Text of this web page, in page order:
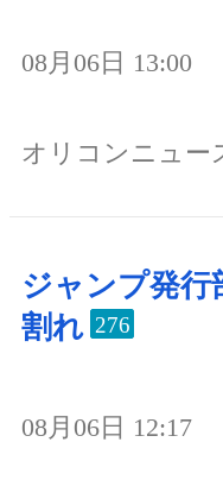
08月06日 13:00
オリコンニュー
ジャンプ発行
割れ 276
08月06日 12:17